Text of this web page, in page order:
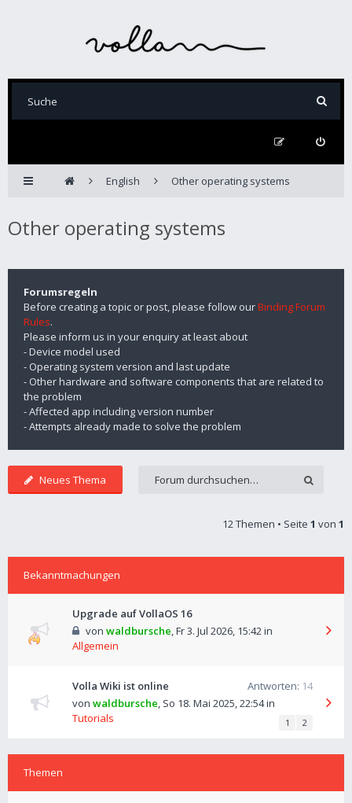
English Other operating systems
Other operating systems
Forumsregeln
Before creating a topic or post, please follow ourBinding Forum
Rules.
Please inform us in your enquiry at least about
- Device model used
- Operating system version and last update
- Other hardware and software components that are related to
the problem
- Affected app including version number
- Attempts already made to solve the problem
Neues Thema
12 Themen • Seite 1 von 1
Bekanntmachungen
Upgrade auf VollaOS 16
von waldbursche,Fr 3. Jul 2026, 15:42in
Allgemein
Volla Wiki ist online Antworten: 14
von waldbursche, So 18. Mai 2025, 22:54in
Tutorials
1 2
Themen